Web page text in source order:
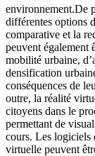
environnement.De
différentes options
comparative et la
peuvent également
mobilité urbaine,
densification
conséquences de
outre, la réalité
citoyens dans le
permettant de
cours. Les logiciels
virtuelle peuvent